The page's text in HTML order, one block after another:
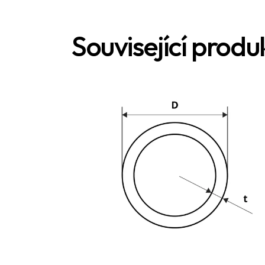
Související